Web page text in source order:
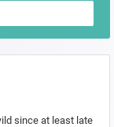
since at least late